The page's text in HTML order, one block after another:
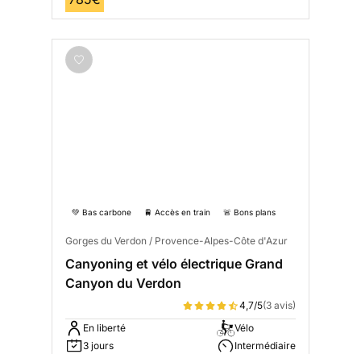
💚 Bas carbone 🚆 Accès en train 🚨 Bons plans
Gorges du Verdon / Provence-Alpes-Côte d'Azur
Canyoning et vélo électrique Grand
Canyon du Verdon
4,7/5(3 avis)
En liberté
3 jours
Vélo
Intermédiaire